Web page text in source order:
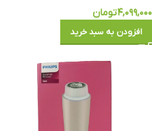
۴,۰۹۹,۰۰۰تومان
افزودن به سبد خرید